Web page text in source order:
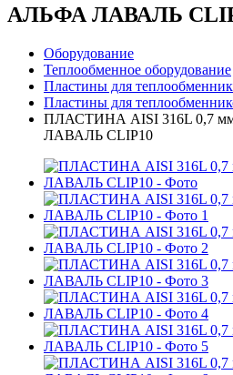
АЛЬФА ЛАВАЛЬ
Оборудование
Теплообменное оборудование
Пластины для
Пластины для
ПЛАСТИНА AISI 316L 0,7
ЛАВАЛЬ CLIP10